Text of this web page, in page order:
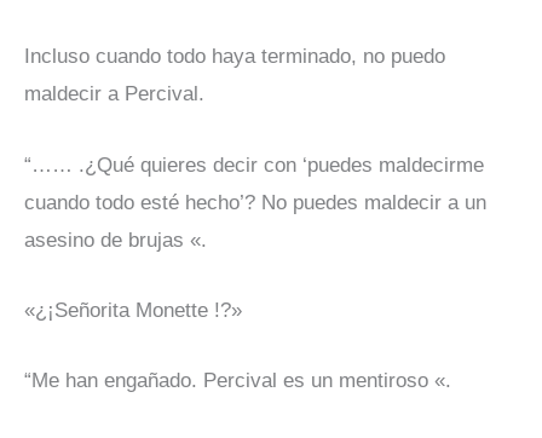
Incluso cuando todo haya terminado, no puedo
maldecir a Percival.
“…… .¿Qué quieres decir con ‘puedes maldecirme
cuando todo esté hecho’? No puedes maldecir a un
asesino de brujas «.
«¿¡Señorita Monette !?»
“Me han engañado. Percival es un mentiroso «.